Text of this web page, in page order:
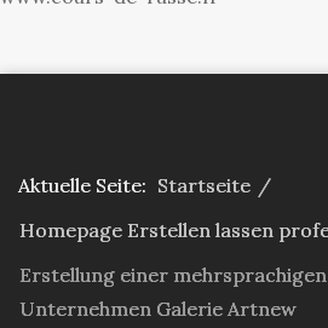
Aktuelle Seite: Startseite /
Homepage Erstellen lassen
Erstellung einer
Unternehmen Galerie Artnew